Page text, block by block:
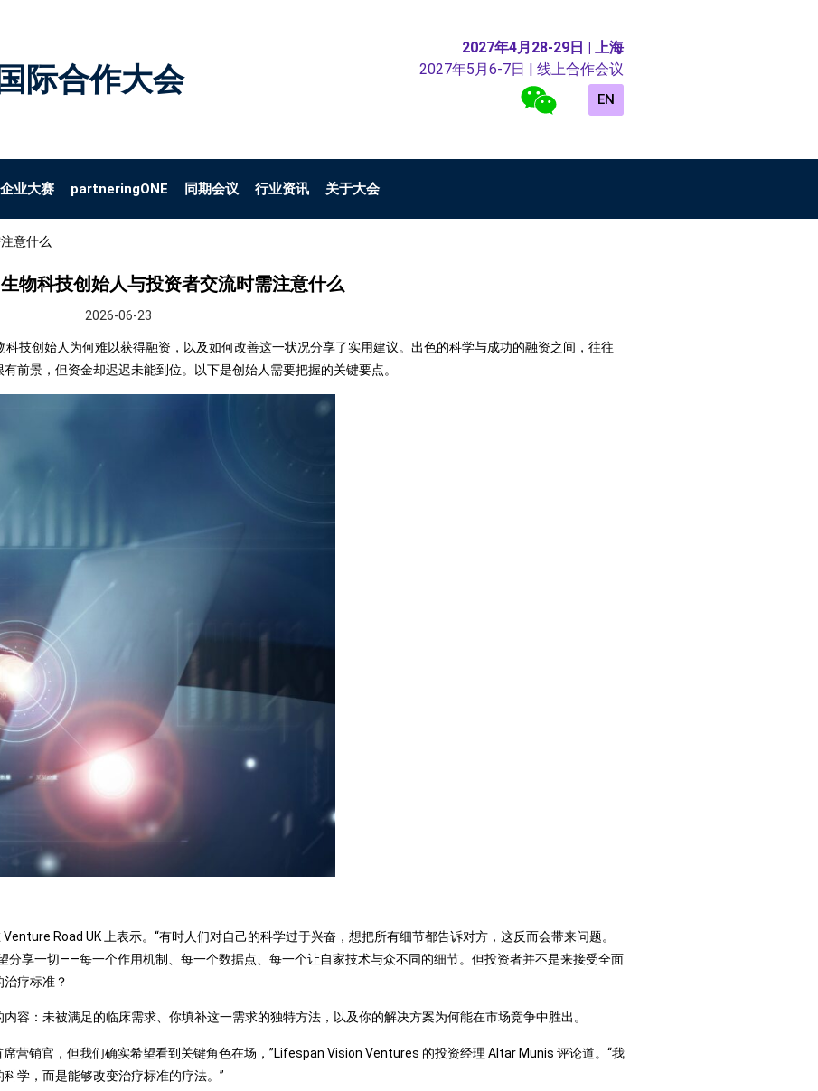
际合作大会
2027年4月28-29日 | 上海
2027年5月6-7日 | 线上合作会议
EN
业大赛 partneringONE 同期会议 行业资讯 关于大会
意什么
物科技创始人与投资者交流时需注意什么
2026-06-23
技创始人为何难以获得融资，以及如何改善这一状况分享了实用建议。出色的科学与成功的融资之间，往往
前景，但资金却迟迟未能到位。以下是创始人需要把握的关键要点。
Road UK 上表示。“有时人们对自己的科学过于兴奋，想把所有细节都告诉对方，这反而会带来问题。
分享一切——每一个作用机制、每一个数据点、每一个让自家技术与众不同的细节。但投资者并不是来接受全面
疗标准？
容：未被满足的临床需求、你填补这一需求的独特方法，以及你的解决方案为何能在市场竞争中胜出。
营销官，但我们确实希望看到关键角色在场，”Lifespan Vision Ventures 的投资经理 Altar Munis 评论道。“我
学，而是能够改变治疗标准的疗法。”